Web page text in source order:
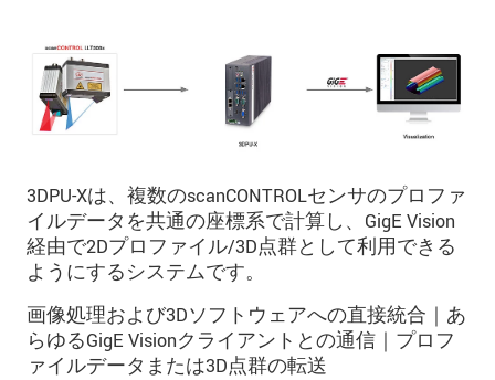
3DPU-Xは、複数のscanCONTROLセンサのプロファ
イルデータを共通の座標系で計算し、GigE Vision
経由で2Dプロファイル/3D点群として利用できる
ようにするシステムです。
画像処理および3Dソフトウェアへの直接統合｜あ
らゆるGigE Visionクライアントとの通信｜プロフ
ァイルデータまたは3D点群の転送